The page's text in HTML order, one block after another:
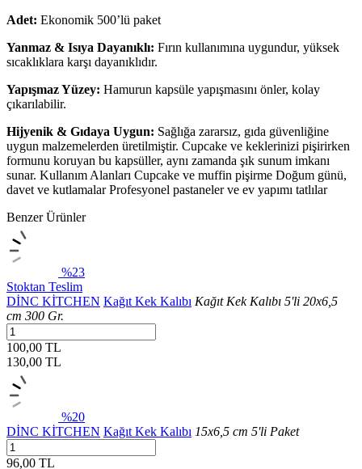
Adet: Ekonomik 500’lü paket
Yanmaz & Isıya Dayanıklı: Fırın kullanımına uygundur, yüksek
sıcaklıklara karşı dayanıklıdır.
Yapışmaz Yüzey: Hamurun kapsüle yapışmasını önler, kolay
çıkarılabilir.
Hijyenik & Gıdaya Uygun: Sağlığa zararsız, gıda güvenliğine
uygun malzemelerden üretilmiştir. Cupcake ve keklerinizi pişirirken
formunu koruyan bu kapsüller, aynı zamanda şık sunum imkanı
sunar. Kullanım Alanları Cupcake ve muffin pişirme Doğum günü,
davet ve kutlamalar Profesyonel pastaneler ve ev yapımı tatlılar
Benzer Ürünler
%23
Stoktan Teslim
DİNC KİTCHEN Kağıt Kek Kalıbı Kağıt Kek Kalıbı 5'li 20x6,5
cm 300 Gr.
100,00 TL
130,00 TL
%20
DİNC KİTCHEN Kağıt Kek Kalıbı 15x6,5 cm 5'li Paket
96,00 TL